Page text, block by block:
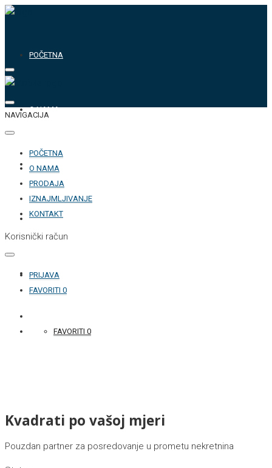
POČETNA
O NAMA
PRODAJA
IZNAJMLJIVANJE
KONTAKT
FAVORITI 0
NAVIGACIJA
POČETNA
O NAMA
PRODAJA
IZNAJMLJIVANJE
KONTAKT
Korisnički račun
PRIJAVA
FAVORITI 0
Kvadrati po vašoj mjeri
Pouzdan partner za posredovanje u prometu nekretnina